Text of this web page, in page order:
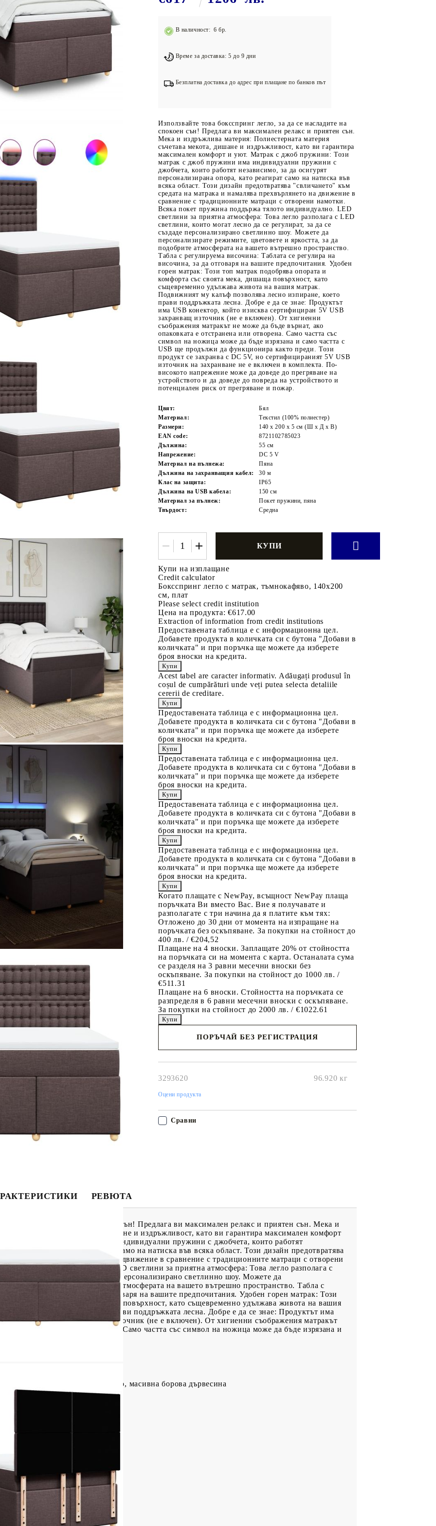
Подложки за фитнес уреди
Лостове за набиране
Tweet
В наличност: 6 бр.
Време за доставка: 5 до 9 дни
Безплатна доставка до адрес при плащане по банков път
Използвайте това боксспринг легло, за да се насладите на
спокоен сън! Предлага ви максимален релакс и приятен сън.
Мека и издръжлива материя: Полиестерната материя
съчетава мекота, дишане и издръжливост, като ви гарантира
максимален комфорт и уют. Матрак с джоб пружини: Този
матрак с джоб пружини има индивидуални пружини с
джобчета, които работят независимо, за да осигурят
персонализирана опора, като реагират само на натиска във
всяка област. Този дизайн предотвратява "свличането" към
средата на матрака и намалява прехвърлянето на движение в
сравнение с традиционните матраци с отворени намотки.
Всяка покет пружина поддържа тялото индивидуално. LED
светлини за приятна атмосфера: Това легло разполага с LED
светлини, които могат лесно да се регулират, за да се
създаде персонализирано светлинно шоу. Можете да
персонализирате режимите, цветовете и яркостта, за да
подобрите атмосферата на вашето вътрешно пространство.
Табла с регулируема височина: Таблата се регулира на
височина, за да отговаря на вашите предпочитания. Удобен
горен матрак: Този топ матрак подобрява опората и
комфорта със своята мека, дишаща повърхност, като
същевременно удължава живота на вашия матрак.
Подвижният му калъф позволява лесно изпиране, което
прави поддръжката лесна. Добре е да се знае: Продуктът
има USB конектор, който изисква сертифициран 5V USB
захранващ източник (не е включен). От хигиенни
съображения матракът не може да бъде върнат, ако
опаковката е отстранена или отворена. Само частта със
символ на ножица може да бъде изрязана и само частта с
USB ще продължи да функционира както преди. Този
продукт се захранва с DC 5V, но сертифицираният 5V USB
източник на захранване не е включен в комплекта. По-
високото напрежение може да доведе до прегряване на
устройството и да доведе до повреда на устройството и
потенциален риск от прегряване и пожар.
Цвят:
Бял
Материал:
Текстил (100% полиестер)
Размери:
140 x 200 x 5 см (Ш x Д x В)
EAN code:
8721102785023
Дължина:
55 см
Напрежение:
DC 5 V
Материал на пълнежа:
Пяна
Дължина на захранващия кабел:
30 м
Клас на защита:
IP65
Дължина на USB кабела:
150 см
Материал за пълнеж:
Покет пружини, пяна
Твърдост:
Средна
Купи на изплащане
Credit calculator
Боксспринг легло с матрак, тъмнокафяво, 140x200
см, плат
Please select credit institution
Цена на продукта: €617.00
Extraction of information from credit institutions
Предоставената таблица е с информационна цел.
Добавете продукта в количката си с бутона "Добави в
количката" и при поръчка ще можете да изберете
броя вноски на кредита.
Acest tabel are caracter informativ. Adăugați produsul în
coșul de cumpărături unde veți putea selecta detaliile
cererii de creditare.
Предоставената таблица е с информационна цел.
Добавете продукта в количката си с бутона "Добави в
количката" и при поръчка ще можете да изберете
броя вноски на кредита.
Предоставената таблица е с информационна цел.
Добавете продукта в количката си с бутона "Добави в
количката" и при поръчка ще можете да изберете
броя вноски на кредита.
Предоставената таблица е с информационна цел.
Добавете продукта в количката си с бутона "Добави в
количката" и при поръчка ще можете да изберете
броя вноски на кредита.
Предоставената таблица е с информационна цел.
Добавете продукта в количката си с бутона "Добави в
количката" и при поръчка ще можете да изберете
броя вноски на кредита.
Когато плащате с NewPay, всъщност NewPay плаща
поръчката Ви вместо Вас. Вие я получавате и
разполагате с три начина да я платите към тях:
Отложено до 30 дни от момента на изпращане на
поръчката без оскъпяване. За покупки на стойност до
400 лв. / €204,52
Плащане на 4 вноски. Заплащате 20% от стойността
на поръчката си на момента с карта. Останалата сума
се разделя на 3 равни месечни вноски без
оскъпяване. За покупки на стойност до 1000 лв. /
€511.31
Плащане на 6 вноски. Стойността на поръчката се
разпределя в 6 равни месечни вноски с оскъпяване.
За покупки на стойност до 2000 лв. / €1022.61
ПОРЪЧАЙ БЕЗ РЕГИСТРАЦИЯ
3293620 96.920 кг
Оцени продукта
Сравни
РЕВЮТА
за да се насладите на спокоен сън! Предлага ви максимален релакс и приятен сън. Мека и
материя съчетава мекота, дишане и издръжливост, като ви гарантира максимален комфорт
матрак с джоб пружини има индивидуални пружини с джобчета, които работят
опора, като реагират само на натиска във всяка област. Този дизайн предотвратява
и намалява прехвърлянето на движение в сравнение с традиционните матраци с отворени
тялото индивидуално. LED светлини за приятна атмосфера: Това легло разполага с
се регулират, за да се създаде персонализирано светлинно шоу. Можете да
и яркостта, за да подобрите атмосферата на вашето вътрешно пространство. Табла с
на височина, за да отговаря на вашите предпочитания. Удобен горен матрак: Този
със своята мека, дишаща повърхност, като същевременно удължава живота на вашия
лесно изпиране, което прави поддръжката лесна. Добре е да се знае: Продуктът има
5V USB захранващ източник (не е включен). От хигиенни съображения матракът
е отстранена или отворена. Само частта със символ на ножица може да бъде изрязана и
шперплат, инженерно дърво, масивна борова дървесина
борова дървесина
пяна